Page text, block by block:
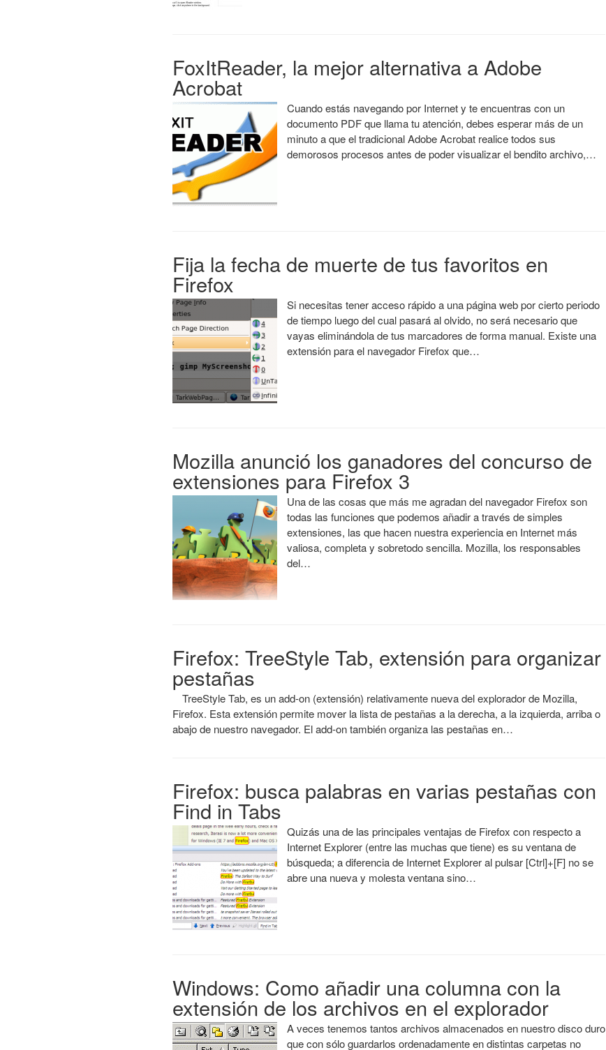
FoxItReader, la mejor alternativa a Adobe
Acrobat
Cuando estás navegando por Internet y te encuentras con un
documento PDF que llama tu atención, debes esperar más de un
minuto a que el tradicional Adobe Acrobat realice todos sus
demorosos procesos antes de poder visualizar el bendito archivo,…
Fija la fecha de muerte de tus favoritos en
Firefox
Si necesitas tener acceso rápido a una página web por cierto periodo
de tiempo luego del cual pasará al olvido, no será necesario que
vayas eliminándola de tus marcadores de forma manual. Existe una
extensión para el navegador Firefox que…
Mozilla anunció los ganadores del concurso de
extensiones para Firefox 3
Una de las cosas que más me agradan del navegador Firefox son
todas las funciones que podemos añadir a través de simples
extensiones, las que hacen nuestra experiencia en Internet más
valiosa, completa y sobretodo sencilla. Mozilla, los responsables
del…
Firefox: TreeStyle Tab, extensión para organizar
pestañas
TreeStyle Tab, es un add-on (extensión) relativamente nueva del explorador de Mozilla,
Firefox. Esta extensión permite mover la lista de pestañas a la derecha, a la izquierda, arriba o
abajo de nuestro navegador. El add-on también organiza las pestañas en…
Firefox: busca palabras en varias pestañas con
Find in Tabs
Quizás una de las principales ventajas de Firefox con respecto a
Internet Explorer (entre las muchas que tiene) es su ventana de
búsqueda; a diferencia de Internet Explorer al pulsar [Ctrl]+[F] no se
abre una nueva y molesta ventana sino…
Windows: Como añadir una columna con la
extensión de los archivos en el explorador
A veces tenemos tantos archivos almacenados en nuestro disco duro
que con sólo guardarlos ordenadamente en distintas carpetas no